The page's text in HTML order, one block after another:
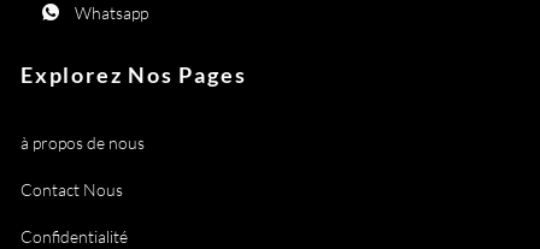
Whatsapp
Explorez Nos Pages
à propos de nous
Contact Nous
Confidentialité